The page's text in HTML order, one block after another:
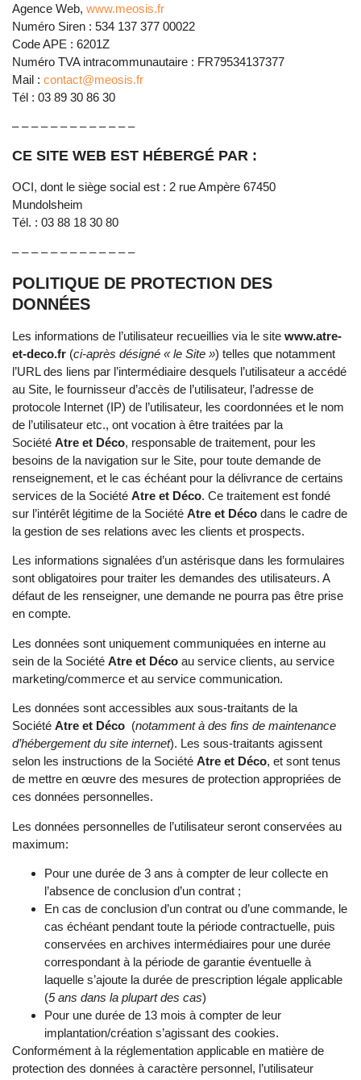
Agence Web, www.meosis.fr
Numéro Siren : 534 137 377 00022
Code APE : 6201Z
Numéro TVA intracommunautaire : FR79534137377
Mail : contact@meosis.fr
Tél : 03 89 30 86 30
– – – – – – – – – – – – –
CE SITE WEB EST HÉBERGÉ PAR :
OCI, dont le siège social est : 2 rue Ampère 67450
Mundolsheim
Tél. : 03 88 18 30 80
– – – – – – – – – – – – –
POLITIQUE DE PROTECTION DES
DONNÉES
Les informations de l’utilisateur recueillies via le site www.atre-
et-deco.fr (ci-après désigné « le Site ») telles que notamment
l’URL des liens par l’intermédiaire desquels l’utilisateur a accédé
au Site, le fournisseur d’accès de l’utilisateur, l’adresse de
protocole Internet (IP) de l’utilisateur, les coordonnées et le nom
de l’utilisateur etc., ont vocation à être traitées par la
Société Atre et Déco, responsable de traitement, pour les
besoins de la navigation sur le Site, pour toute demande de
renseignement, et le cas échéant pour la délivrance de certains
services de la Société Atre et Déco. Ce traitement est fondé
sur l’intérêt légitime de la Société Atre et Déco dans le cadre de
la gestion de ses relations avec les clients et prospects.
Les informations signalées d’un astérisque dans les formulaires
sont obligatoires pour traiter les demandes des utilisateurs. A
défaut de les renseigner, une demande ne pourra pas être prise
en compte.
Les données sont uniquement communiquées en interne au
sein de la Société Atre et Déco au service clients, au service
marketing/commerce et au service communication.
Les données sont accessibles aux sous-traitants de la
Société Atre et Déco (notamment à des fins de maintenance
d’hébergement du site internet). Les sous-traitants agissent
selon les instructions de la Société Atre et Déco, et sont tenus
de mettre en œuvre des mesures de protection appropriées de
ces données personnelles.
Les données personnelles de l’utilisateur seront conservées au
maximum:
Pour une durée de 3 ans à compter de leur collecte en
l’absence de conclusion d’un contrat ;
En cas de conclusion d’un contrat ou d’une commande, le
cas échéant pendant toute la période contractuelle, puis
conservées en archives intermédiaires pour une durée
correspondant à la période de garantie éventuelle à
laquelle s’ajoute la durée de prescription légale applicable
(5 ans dans la plupart des cas)
Pour une durée de 13 mois à compter de leur
implantation/création s’agissant des cookies.
Conformément à la réglementation applicable en matière de
protection des données à caractère personnel, l’utilisateur